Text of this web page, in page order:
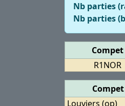
Nb parties
Nb parties
Compet
R1NOR
Compet
Louviers (op)